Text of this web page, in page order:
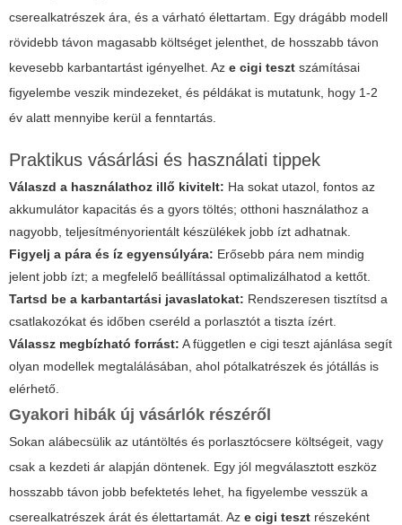
cserealkatrészek ára, és a várható élettartam. Egy drágább modell
rövidebb távon magasabb költséget jelenthet, de hosszabb távon
kevesebb karbantartást igényelhet. Az e cigi teszt számításai
figyelembe veszik mindezeket, és példákat is mutatunk, hogy 1-2
év alatt mennyibe kerül a fenntartás.
Praktikus vásárlási és használati tippek
Válaszd a használathoz illő kivitelt: Ha sokat utazol, fontos az
akkumulátor kapacitás és a gyors töltés; otthoni használathoz a
nagyobb, teljesítményorientált készülékek jobb ízt adhatnak.
Figyelj a pára és íz egyensúlyára: Erősebb pára nem mindig
jelent jobb ízt; a megfelelő beállítással optimalizálhatod a kettőt.
Tartsd be a karbantartási javaslatokat: Rendszeresen tisztítsd a
csatlakozókat és időben cseréld a porlasztót a tiszta ízért.
Válassz megbízható forrást: A független e cigi teszt ajánlása segít
olyan modellek megtalálásában, ahol pótalkatrészek és jótállás is
elérhető.
Gyakori hibák új vásárlók részéről
Sokan alábecsülik az utántöltés és porlasztócsere költségeit, vagy
csak a kezdeti ár alapján döntenek. Egy jól megválasztott eszköz
hosszabb távon jobb befektetés lehet, ha figyelembe vesszük a
cserealkatrészek árát és élettartamát. Az e cigi teszt részeként